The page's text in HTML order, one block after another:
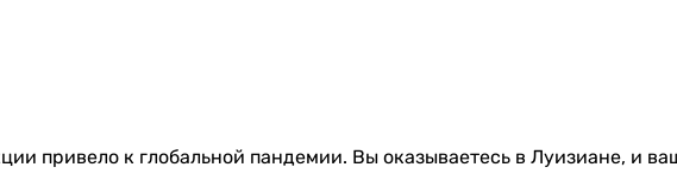
привело к глобальной пандемии. Вы оказываетесь в Луизиане, и